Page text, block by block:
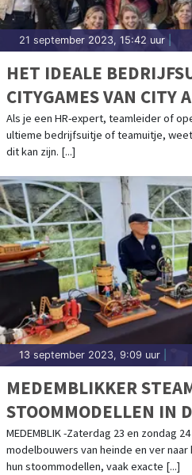
21 september 2023, 15:42 uur
HET IDEALE
CITYGAMES VAN CITY
Als je een HR-expert, teamleider of
ultieme bedrijfsuitje of teamuitje,
dit kan zijn. [...]
13 september 2023, 9:09 uur
MEDEMBLIKKER
STOOMMODELLEN IN
MEDEMBLIK -Zaterdag 23 en zondag
modelbouwers van heinde en ver
hun stoommodellen, vaak exacte [...]